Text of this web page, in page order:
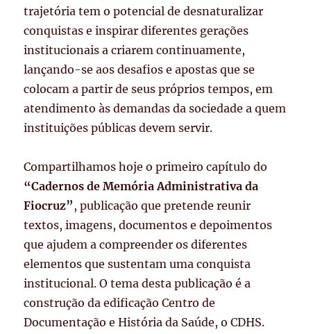
trajetória tem o potencial de desnaturalizar
conquistas e inspirar diferentes gerações
institucionais a criarem continuamente,
lançando-se aos desafios e apostas que se
colocam a partir de seus próprios tempos, em
atendimento às demandas da sociedade a quem
instituições públicas devem servir.
Compartilhamos hoje o primeiro capítulo do
“Cadernos de Memória Administrativa da
Fiocruz”, publicação que pretende reunir
textos, imagens, documentos e depoimentos
que ajudem a compreender os diferentes
elementos que sustentam uma conquista
institucional. O tema desta publicação é a
construção da edificação Centro de
Documentação e História da Saúde, o CDHS.